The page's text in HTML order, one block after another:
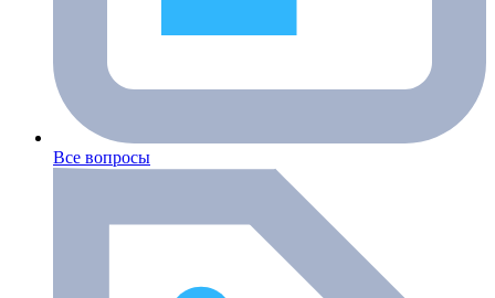
Все вопросы